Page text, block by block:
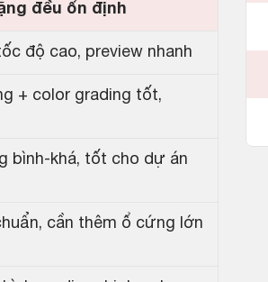
đều ổn định
độ cao, preview nhanh
+ color grading tốt,
bình-khá, tốt cho dự án
cần thêm ổ cứng lớn